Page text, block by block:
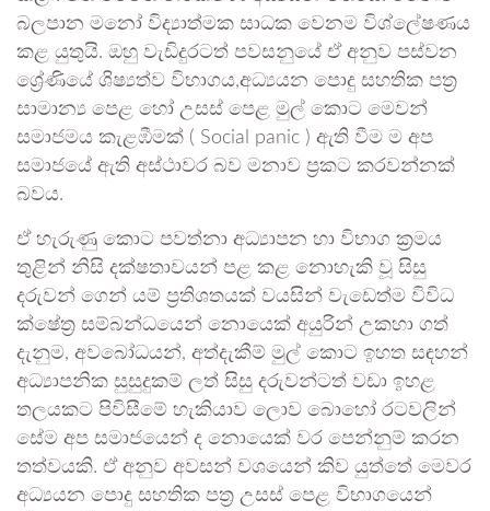
බලපාන මනෝ විද්‍යාත්මක සාධක වෙනම විශ්ලේෂණය
කළ යුතුයි. ඔහු වැඩිදුරටත් පවසනුයේ ඒ අනුව පස්වන
ශ්‍රේණියේ ශිෂ්‍යත්ව විභාගය,අධ්‍යයන පොදු සහතික පත්‍ර
සාමාන්‍ය පෙළ හෝ උසස් පෙළ මුල් කොට මෙවන්
සමාජමය කැළඹීමක් ( Social panic ) ඇති වීම ම අප
සමාජයේ ඇති අස්ථාවර බව මනාව ප්‍රකට කරවන්නක්
බවය.
ඒ හැරුණු කොට පවත්නා අධ්‍යාපන හා විභාග ක්‍රමය
තුළින් නිසි දක්ෂතාවයන් පළ කළ නොහැකි වූ සිසු
දරුවන් ගෙන් යම් ප්‍රතිශතයක් වයසින් වැඩෙත්ම විවිධ
ක්ෂේත්‍ර සම්බන්ධයෙන් නොයෙක් අයුරින් උකහා ගත්
දැනුම, අවබෝධයන්, අත්දැකීම් මුල් කොට ඉහත සඳහන්
අධ්‍යාපනික සුසුදුකම් ලත් සිසු දරුවන්ටත් වඩා ඉහළ
තලයකට පිවිසීමේ හැකියාව ලොව බොහෝ රටවලින්
සේම අප සමාජයෙන් ද නොයෙක් වර පෙන්නුම් කරන
තත්වයකි. ඒ අනුව අවසන් වශයෙන් කිව යුත්තේ මෙවර
අධ්‍යයන පොදු සහතික පත්‍ර උසස් පෙළ විභාගයෙන්